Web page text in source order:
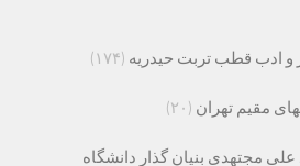
ادب قطب تربت حیدریه (۱۷۴)
مقیم تهران (۲۰)
مجتهدی بنیان گذار دانشگاه